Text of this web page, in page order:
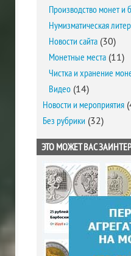
Производство монет и
Нумизматическая
Новости сайта (30)
Монетные места (11)
Чистка и хранение
Видео (14)
Новости и мероприятия
Без рубрики (32)
ЭТО МОЖЕТ ВАС